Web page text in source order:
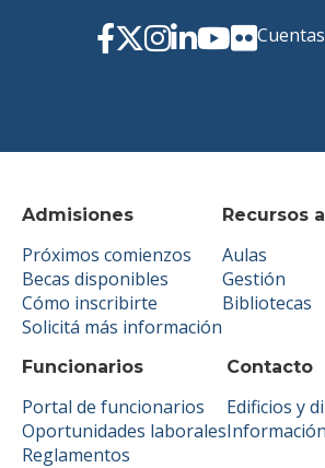
Admisiones
Próximos comienzos
Becas disponibles
Cómo inscribirte
Solicitá más información
Recursos
Aulas
Gestión
Bibliotecas
Funcionarios
Portal de funcionarios
Oportunidades laborales
Reglamentos
Contacto
Edificios y